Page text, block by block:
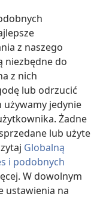
z naszego
niezbędne do
z nich
lub odrzucić
jedynie
Żadne
lub użyte
Globalną
i podobnych
W dowolnym
ustawienia na
Society of Pennsylvania.